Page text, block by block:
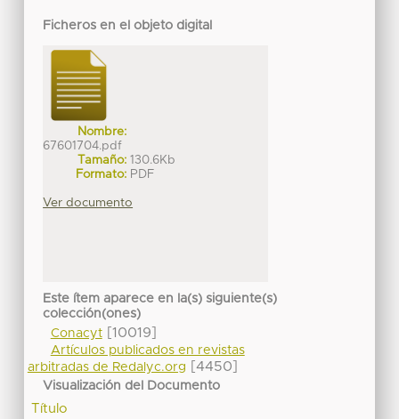
Ficheros en el objeto digital
Nombre:
67601704.pdf
Tamaño: 130.6Kb
Formato: PDF
Ver documento
Este ítem aparece en la(s) siguiente(s)
colección(ones)
Conacyt[10019]
Artículos publicados en revistas
arbitradas de Redalyc.org
[4450]
Visualización del Documento
Título